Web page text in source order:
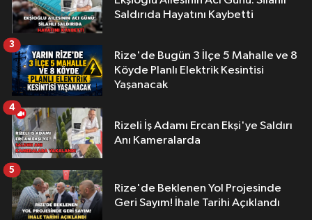
Saldırıda Hayatını Kaybetti
Rize'de Bugün 3 İlçe 5 Mahalle ve 8
Köyde Planlı Elektrik Kesintisi
Yaşanacak
3
Rizeli İş Adamı Ercan Ekşi'ye Saldırı
Anı Kameralarda
4
Rize'de Beklenen Yol Projesinde
Geri Sayım! İhale Tarihi Açıklandı
5